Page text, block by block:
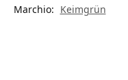
Marchio: Keimgrün